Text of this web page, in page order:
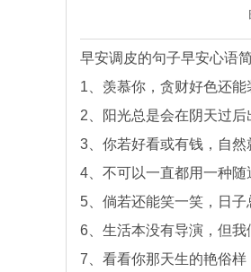
早安调皮的句子早安心语
1、羡慕你，贪财好色还能
2、阳光总是会在阴天过后
3、你若好看或有钱，自然
4、不可以一直都用一种随
5、倘若还能笑一笑，日子
6、生活本没有导演，但我
7、看看你那天生的艳俗样